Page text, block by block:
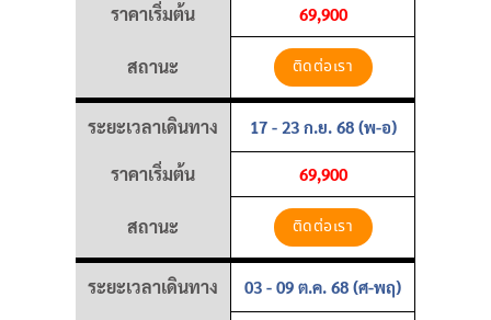
ราคาเริ่มต้น 69,900
สถานะ ติดต่อเรา
ระยะเวลาเดินทาง 17 - 23 ก.ย. 68 (พ-อ)
ราคาเริ่มต้น 69,900
สถานะ ติดต่อเรา
ระยะเวลาเดินทาง 03 - 09 ต.ค. 68 (ศ-พฤ)